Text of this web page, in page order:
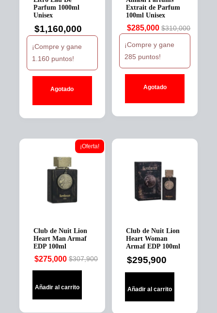
Parfum 1000ml
Unisex
$1,160,000
¡Compre y gane
1.160 puntos!
Agotado
Extrait de Parfum
100ml Unisex
$310,000
Original
price
was:
$285,000
Current
price
is:
¡Compre y gane
285 puntos!
Agotado
¡Oferta!
Club de Nuit Lion
Heart Man Armaf
EDP 100ml
$307,900
Original
was:
$275,000
Current
is:
Añadir al carrito
Club de Nuit Lion
Heart Woman
Armaf EDP 100ml
$295,900
Añadir al carrito